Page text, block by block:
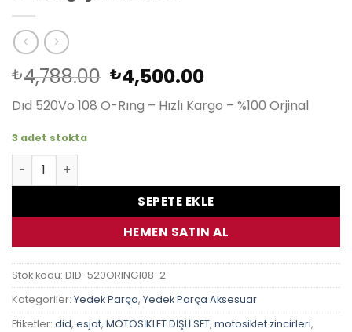
₺4,788.00 Orijinal
fiyat:
₺4,788.00.
₺4,500.00Şu
andaki
fiyat:
Dıd 520Vo 108 O-Rıng – Hızlı Kargo – %100 Orjinal
3 adet stokta
Honda Cbr 250R 10-16 Dıd 520Vo 108 O-Rıng Çelik Zincir
SEPETE EKLE
HEMEN SATIN AL
Stok kodu: DID-520ORING108-2
Kategoriler: Yedek Parça, Yedek Parça Aksesuar
Etiketler: did, esjot, MOTOSİKLET DİŞLİ SET, motosiklet zincirleri,